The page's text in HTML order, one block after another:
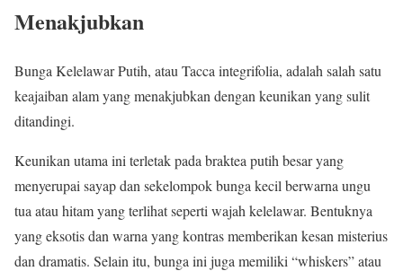
Menakjubkan
Bunga Kelelawar Putih, atau Tacca integrifolia, adalah salah satu
keajaiban alam yang menakjubkan dengan keunikan yang sulit
ditandingi.
Keunikan utama ini terletak pada braktea putih besar yang
menyerupai sayap dan sekelompok bunga kecil berwarna ungu
tua atau hitam yang terlihat seperti wajah kelelawar. Bentuknya
yang eksotis dan warna yang kontras memberikan kesan misterius
dan dramatis. Selain itu, bunga ini juga memiliki “whiskers” atau